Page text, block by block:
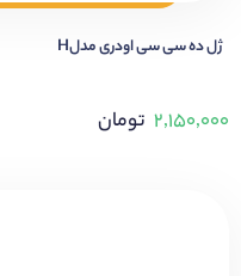
ژل ده سی سی اودری مدلH
۲,۱۵۰,۰۰۰ تومان